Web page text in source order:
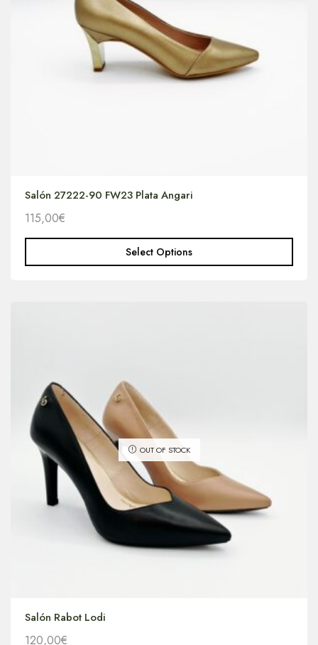
Salón 27222-90 FW23 Plata Angari
115,00€
Select Options
OUT OF STOCK
Salón Rabot Lodi
120,00€